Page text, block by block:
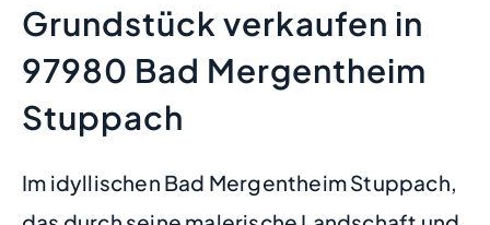
Grundstück verkaufen in
97980 Bad Mergentheim
Stuppach
Im idyllischen Bad Mergentheim Stuppach,